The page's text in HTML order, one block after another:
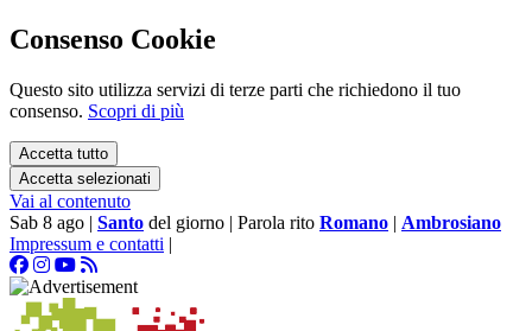
Consenso Cookie
Questo sito utilizza servizi di terze parti che richiedono il tuo
consenso. Scopri di più
Accetta tutto
Accetta selezionati
Vai al contenuto
Sab 8 ago | Santo del giorno | Parola rito Romano | Ambrosiano
Impressum e contatti |